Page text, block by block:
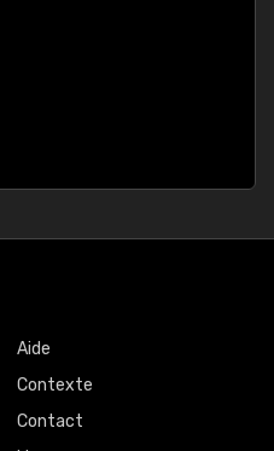
Aide
Contexte
Contact